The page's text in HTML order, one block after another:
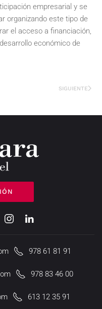
empresarial y se
organizando este tipo de
el acceso a financiación,
económico de
SIGUIENTE
978 61 81 91
978 83 46 00
613 12 35 91